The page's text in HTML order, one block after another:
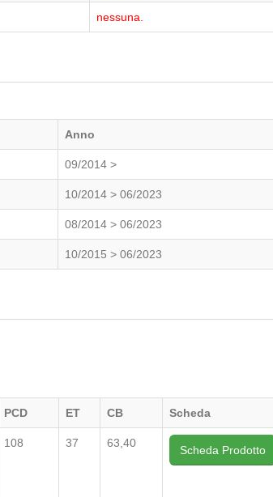
nessuna.
Anno
09/2014 >
10/2014 > 06/2023
08/2014 > 06/2023
10/2015 > 06/2023
PCD ET CB Scheda
108 37 63,40
Scheda Prodotto